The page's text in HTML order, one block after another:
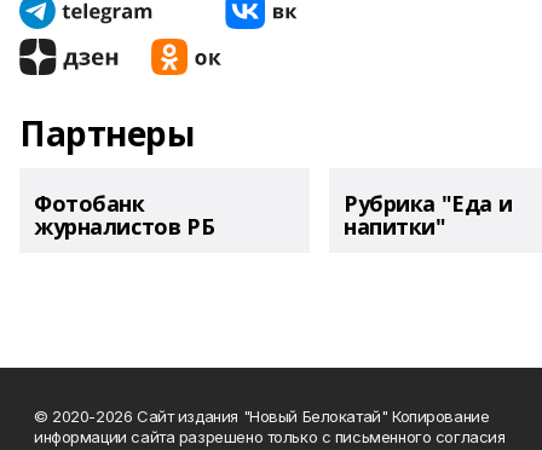
Партнеры
Фотобанк
журналистов РБ
Рубрика "Еда и
напитки"
© 2020-2026 Сайт издания "Новый Белокатай" Копирование
информации сайта разрешено только с письменного согласия